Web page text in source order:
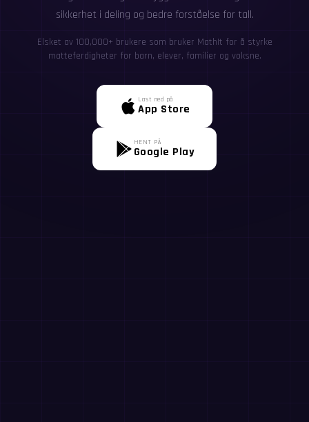
sikkerhet i deling og bedre forståelse for tall.
Elsket av 100,000+ brukere som bruker MathIt for å styrke
matteferdigheter for barn, elever, familier og voksne.
Last ned på
App Store
HENT PÅ
Google Play